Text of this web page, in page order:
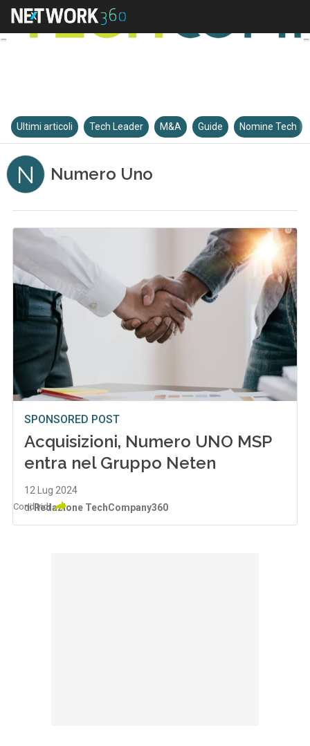
Ultimi articoli Tech Leader M&A Guide Nomine Tech
N Numero Uno
SPONSORED POST
Acquisizioni, Numero UNO MSP
entra nel Gruppo Neten
12 Lug 2024
diRedazione TechCompany360
Condividi